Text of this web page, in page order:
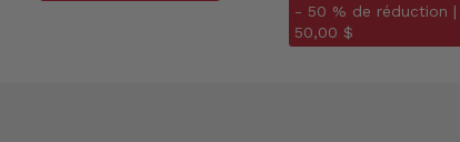
- 50 % de réduction |
50,00 $